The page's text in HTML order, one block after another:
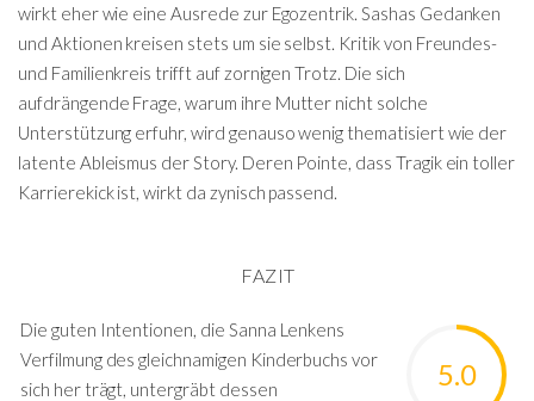
wirkt eher wie eine Ausrede zur Egozentrik. Sashas Gedanken
und Aktionen kreisen stets um sie selbst. Kritik von Freundes-
und Familienkreis trifft auf zornigen Trotz. Die sich
aufdrängende Frage, warum ihre Mutter nicht solche
Unterstützung erfuhr, wird genauso wenig thematisiert wie der
latente Ableismus der Story. Deren Pointe, dass Tragik ein toller
Karrierekick ist, wirkt da zynisch passend.
FAZIT
5.0
Die guten Intentionen, die Sanna Lenkens
Verfilmung des gleichnamigen Kinderbuchs vor
sich her trägt, untergräbt dessen